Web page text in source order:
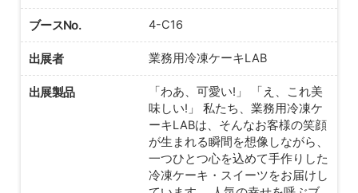
ブースNo. 4-C16
出展者 業務用冷凍ケーキLAB
出展製品
「わあ、可愛い!」 「え、これ美
味しい!」 私たち、業務用冷凍ケ
ーキLABは、そんなお客様の笑顔
が生まれる瞬間を想像しながら、
一つひとつ心を込めて手作りした
冷凍ケーキ・スイーツをお届けし